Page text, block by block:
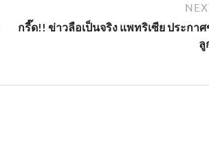
กรี๊ด!! ข่าวลือเป็นจริง แพทริเซีย ประกา
ลู